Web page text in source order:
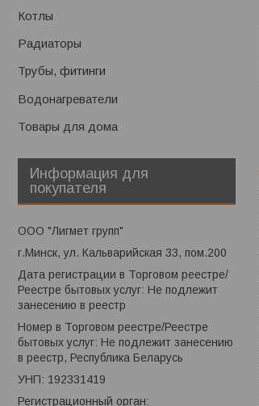
Котлы
Радиаторы
Трубы, фитинги
Водонагреватели
Товары для дома
Информация для
покупателя
ООО "Лигмет групп"
г.Минск, ул. Кальварийская 33, пом.200
Дата регистрации в Торговом реестре/
Реестре бытовых услуг: Не подлежит
занесению в реестр
Номер в Торговом реестре/Реестре
бытовых услуг: Не подлежит занесению
в реестр, Республика Беларусь
УНП: 192331419
Регистрационный орган: